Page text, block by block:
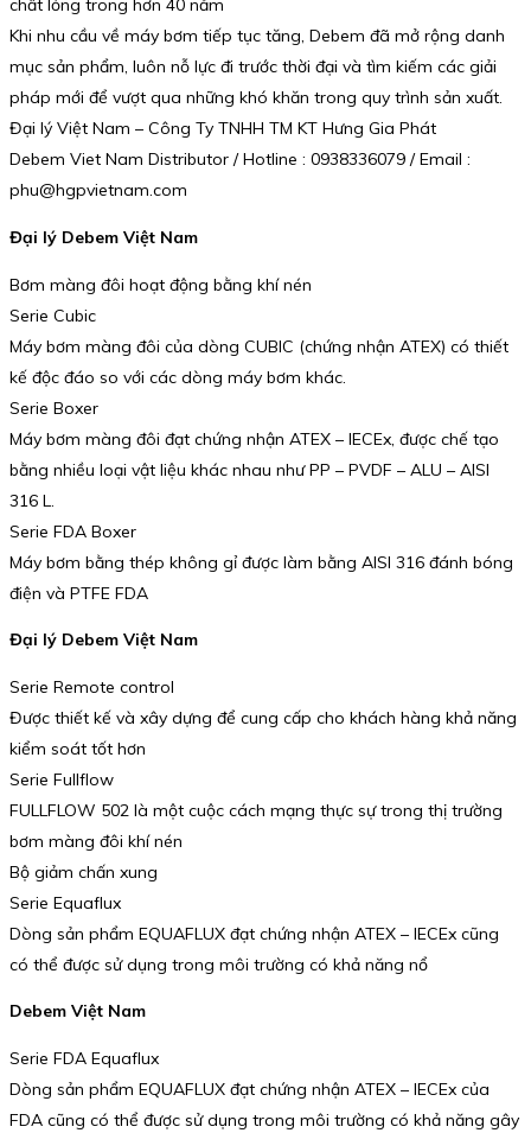
chất lỏng trong hơn 40 năm
Khi nhu cầu về máy bơm tiếp tục tăng, Debem đã mở rộng danh
mục sản phẩm, luôn nỗ lực đi trước thời đại và tìm kiếm các giải
pháp mới để vượt qua những khó khăn trong quy trình sản xuất.
Đại lý Việt Nam – Công Ty TNHH TM KT Hưng Gia Phát
Debem Viet Nam Distributor / Hotline : 0938336079 / Email :
phu@hgpvietnam.com
Đại lý Debem Việt Nam
Bơm màng đôi hoạt động bằng khí nén
Serie Cubic
Máy bơm màng đôi của dòng CUBIC (chứng nhận ATEX) có thiết
kế độc đáo so với các dòng máy bơm khác.
Serie Boxer
Máy bơm màng đôi đạt chứng nhận ATEX – IECEx, được chế tạo
bằng nhiều loại vật liệu khác nhau như PP – PVDF – ALU – AISI
316 L.
Serie FDA Boxer
Máy bơm bằng thép không gỉ được làm bằng AISI 316 đánh bóng
điện và PTFE FDA
Đại lý Debem Việt Nam
Serie Remote control
Được thiết kế và xây dựng để cung cấp cho khách hàng khả năng
kiểm soát tốt hơn
Serie Fullflow
FULLFLOW 502 là một cuộc cách mạng thực sự trong thị trường
bơm màng đôi khí nén
Bộ giảm chấn xung
Serie Equaflux
Dòng sản phẩm EQUAFLUX đạt chứng nhận ATEX – IECEx cũng
có thể được sử dụng trong môi trường có khả năng nổ
Debem Việt Nam
Serie FDA Equaflux
Dòng sản phẩm EQUAFLUX đạt chứng nhận ATEX – IECEx của
FDA cũng có thể được sử dụng trong môi trường có khả năng gây